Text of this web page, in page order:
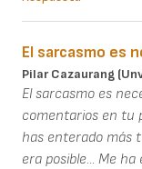
El sarcasmo es
Pilar Cazaurang
El sarcasmo es
comentarios en tu
has enterado más
era posible... Me